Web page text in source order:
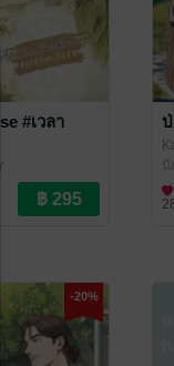
#เวลา
/ Yaoi
-20%